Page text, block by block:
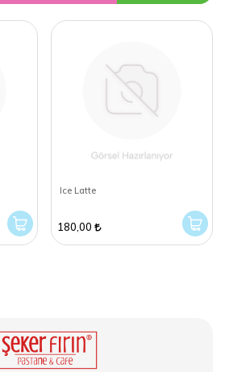
Ice Latte
180,00